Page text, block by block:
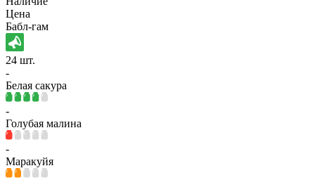
Цена
Бабл-гам
24 шт.
-
Белая сакура
-
Голубая малина
-
Маракуйя